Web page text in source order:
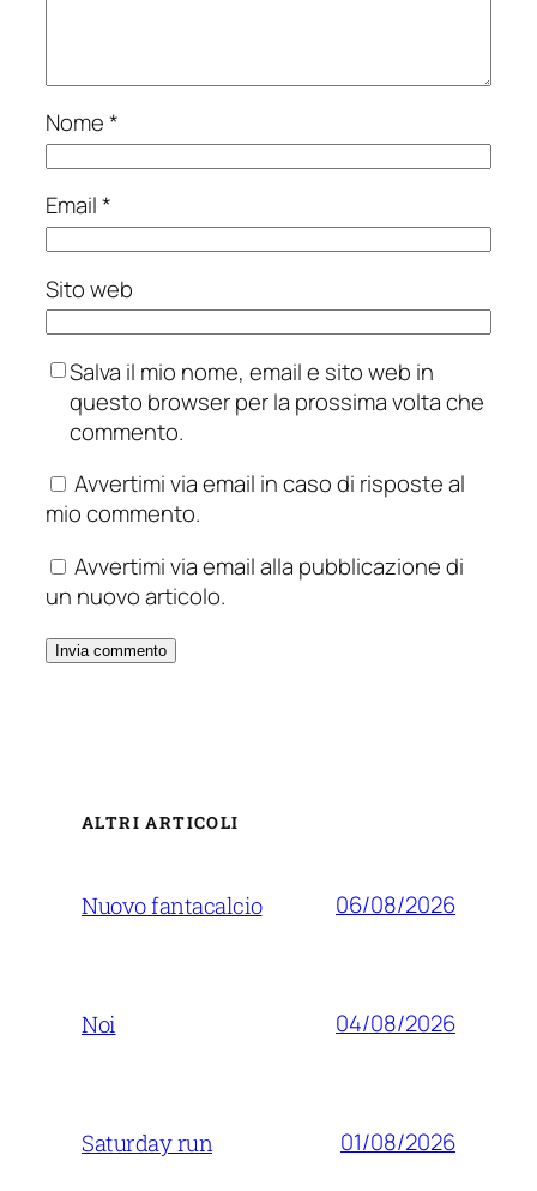
Nome*
Email*
Sito web
Salva il mio nome, email e sito web in
questo browser per la prossima volta che
commento.
Avvertimi via email in caso di risposte al
mio commento.
Avvertimi via email alla pubblicazione di
un nuovo articolo.
ALTRI ARTICOLI
Nuovo fantacalcio 06/08/2026
Noi 04/08/2026
Saturday run 01/08/2026